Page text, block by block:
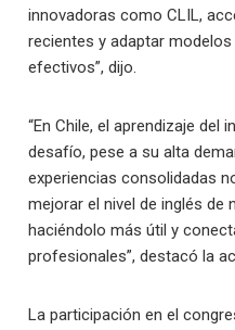
innovadoras como CLIL,
recientes y adaptar
efectivos”, dijo.
“En Chile, el aprendizaje del
desafío, pese a su alta
experiencias consolidadas
mejorar el nivel de inglés de
haciéndolo más útil y
profesionales”, destacó la
La participación en el